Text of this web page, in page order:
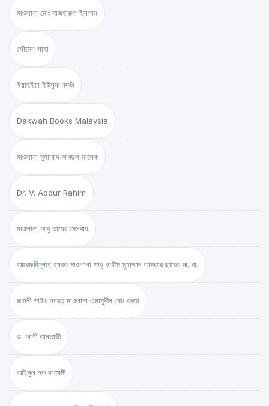
মাওলানা মোঃ মাজহারুল ইসলাম
সৌমেন সাহা
ইয়াহইয়া ইউসুফ নদভী
Dakwah Books Malaysia
মাওলানা মুহাম্মাদ আবদুল মালেক
Dr. V. Abdur Rahim
মাওলানা আবু তাহের মেসবাহ
আরেফবিল্লাহ হযরত মাওলানা শাহ্ হাকীম মুহাম্মাদ আখতার ছাহেব দা. বা.
রূহানী শাইখ হযরত মাওলানা এমামুদ্দীন মোঃ ত্বহা
ড. আলী তানতাভী
আইনুল হক কাসেমী